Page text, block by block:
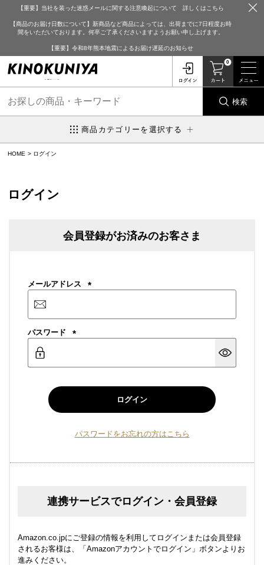
【重要】当社を装った迷惑メールに関する注意喚起について 詳しくはこちら
【商品のお届け日数について】新商品など商品によっては、出荷までに7日程度お時
間をいただいております。何卒ご了承くださいますようお願い申し上げます。
【重要】令和8年熊本地震によるお届け遅延のお知らせ
0
検索
商品カテゴリーを選択する
HOME ログイン
ログイン
会員登録がお済みのお客さま
メールアドレス
パスワード
ログイン
パスワードをお忘れの方はこちら
連携サービスでログイン・会員登録
Amazon.co.jpにご登録の情報を利用してログインまたは会員登録
されるお客様は、「Amazonアカウントでログイン」ボタンよりお
進みください。